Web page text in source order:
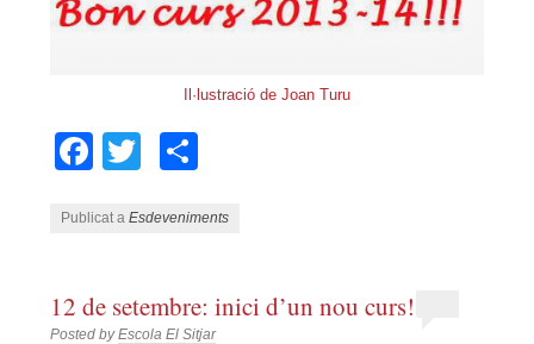
Il·lustració de Joan Turu
Facebook
Twitter
Publicat aEsdeveniments
12 de setembre: inici d’un nou curs!
Posted byEscola El Sitjar